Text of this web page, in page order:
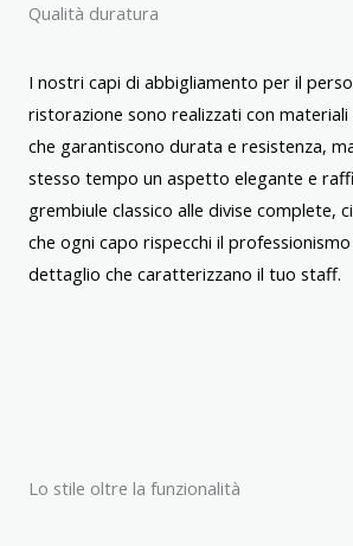
Qualità duratura
I nostri capi di abbigliamento per il
ristorazione sono realizzati con
che garantiscono durata e resistenza,
stesso tempo un aspetto elegante e
grembiule classico alle divise complete,
che ogni capo rispecchi il
dettaglio che caratterizzano il tuo staff.
Lo stile oltre la funzionalità